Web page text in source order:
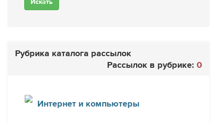
Рубрика каталога рассылок
Рассылок в рубрике: 0
Интернет и компьютеры